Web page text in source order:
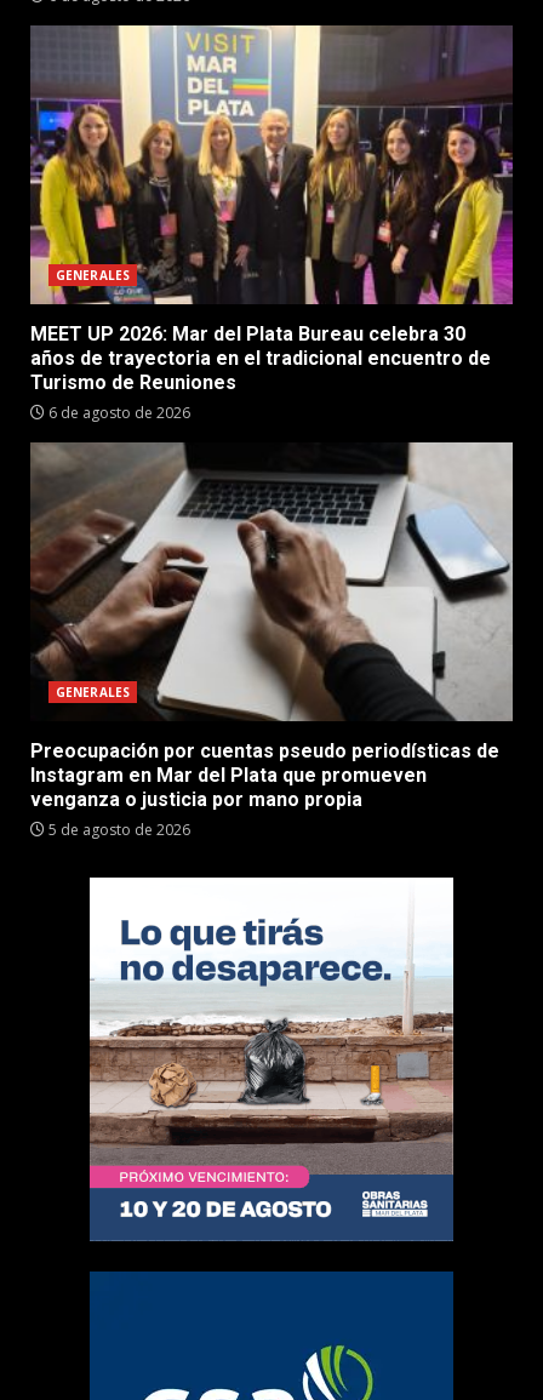
GENERALES
MEET UP 2026: Mar del Plata Bureau celebra 30
años de trayectoria en el tradicional encuentro de
Turismo de Reuniones
6 de agosto de 2026
GENERALES
Preocupación por cuentas pseudo periodísticas de
Instagram en Mar del Plata que promueven
venganza o justicia por mano propia
5 de agosto de 2026